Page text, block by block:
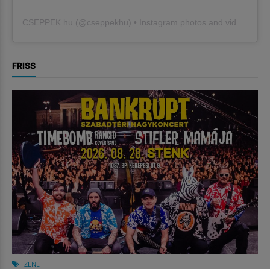
CSEPPEK.hu (@cseppekhu ) • Instagram photos and videos
FRISS
ZENE